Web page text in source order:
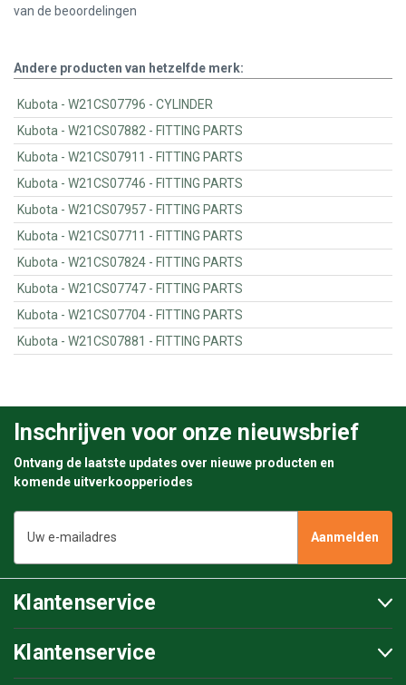
van de beoordelingen
Andere producten van hetzelfde merk:
Kubota - W21CS07796 - CYLINDER
Kubota - W21CS07882 - FITTING PARTS
Kubota - W21CS07911 - FITTING PARTS
Kubota - W21CS07746 - FITTING PARTS
Kubota - W21CS07957 - FITTING PARTS
Kubota - W21CS07711 - FITTING PARTS
Kubota - W21CS07824 - FITTING PARTS
Kubota - W21CS07747 - FITTING PARTS
Kubota - W21CS07704 - FITTING PARTS
Kubota - W21CS07881 - FITTING PARTS
Inschrijven voor onze nieuwsbrief
Ontvang de laatste updates over nieuwe producten en
komende uitverkoopperiodes
mailadres
Klantenservice
Klantenservice